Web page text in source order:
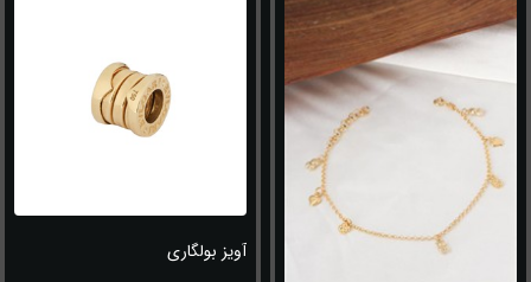
آویز بولگاری